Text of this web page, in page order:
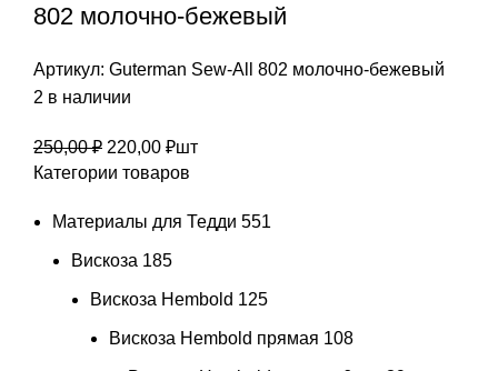
802 молочно-бежевый
Артикул: Guterman Sew-All 802 молочно-бежевый
2 в наличии
250,00₽ Первоначальная
цена
250,00 ₽.
220,00 ₽Текущая
цена:
шт
Категории товаров
Материалы для Тедди 551
Вискоза 185
Вискоза Hembold 125
Вискоза Hembold прямая 108